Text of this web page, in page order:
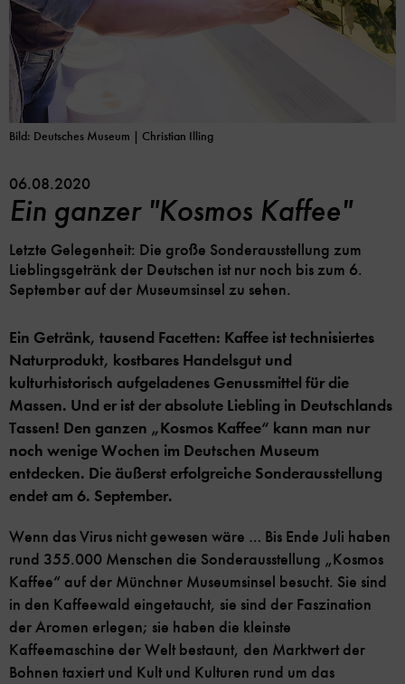
Bild: Deutsches Museum | Christian Illing
06.08.2020
Ein ganzer "Kosmos Kaffee"
Letzte Gelegenheit: Die große Sonderausstellung zum
Lieblingsgetränk der Deutschen ist nur noch bis zum 6.
September auf der Museumsinsel zu sehen.
Ein Getränk, tausend Facetten: Kaffee ist technisiertes
Naturprodukt, kostbares Handelsgut und
kulturhistorisch aufgeladenes Genussmittel für die
Massen. Und er ist der absolute Liebling in Deutschlands
Tassen! Den ganzen „Kosmos Kaffee“ kann man nur
noch wenige Wochen im Deutschen Museum
entdecken. Die äußerst erfolgreiche Sonderausstellung
endet am 6. September.
Wenn das Virus nicht gewesen wäre … Bis Ende Juli haben
rund 355.000 Menschen die Sonderausstellung „Kosmos
Kaffee“ auf der Münchner Museumsinsel besucht. Sie sind
in den Kaffeewald eingetaucht, sie sind der Faszination
der Aromen erlegen; sie haben die kleinste
Kaffeemaschine der Welt bestaunt, den Marktwert der
Bohnen taxiert und Kult und Kulturen rund um das